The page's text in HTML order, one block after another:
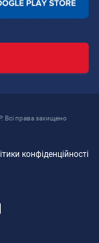
права захищено
конфіденційності